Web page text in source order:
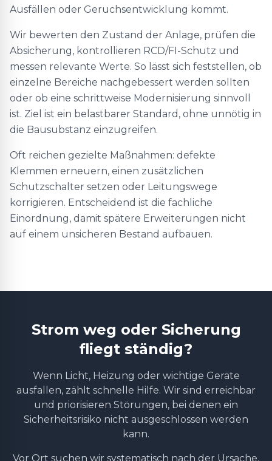
Ausfällen oder Geruchsentwicklung kommt.
Wir bewerten den Zustand der Anlage, prüfen die
Absicherung, kontrollieren RCD/FI-Schutz und
messen relevante Werte. So lässt sich feststellen, ob
einzelne Bereiche nachgebessert werden sollten
oder ob eine schrittweise Modernisierung sinnvoll
ist. Ziel ist ein belastbarer Standard, ohne unnötig in
die Bausubstanz einzugreifen.
Oft reichen gezielte Maßnahmen: defekte
Klemmen erneuern, einen zusätzlichen
Schutzschalter setzen oder Leitungswege
korrigieren. Entscheidend ist die fachliche
Einordnung, damit spätere Erweiterungen nicht
auf einem unsicheren Bestand aufbauen.
Strom weg oder Sicherung
fliegt ständig?
Wenn Licht, Heizung oder wichtige Geräte
ausfallen, zählt schnelle Hilfe. Wir sind erreichbar
und priorisieren Störungen, bei denen ein
Sicherheitsrisiko nicht ausgeschlossen werden
kann.
Vor Ort suchen wir systematisch nach der Ursache,